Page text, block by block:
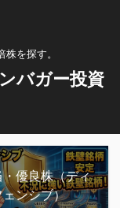
を探す。
バガー投資
優良株（ディ
ェンシブ）